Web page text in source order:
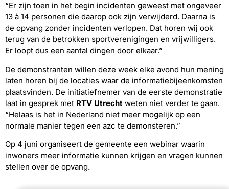
“Er zijn toen in het begin incidenten geweest met ongeveer
13 à 14 personen die daarop ook zijn verwijderd. Daarna is
de opvang zonder incidenten verlopen. Dat horen wij ook
terug van de betrokken sportverenigingen en vrijwilligers.
Er loopt dus een aantal dingen door elkaar.”
De demonstranten willen deze week elke avond hun mening
laten horen bij de locaties waar de informatiebijeenkomsten
plaatsvinden. De initiatiefnemer van de eerste demonstratie
laat in gesprek met RTV Utrecht weten niet verder te gaan.
“Helaas is het in Nederland niet meer mogelijk op een
normale manier tegen een azc te demonsteren.”
Op 4 juni organiseert de gemeente een webinar waarin
inwoners meer informatie kunnen krijgen en vragen kunnen
stellen over de opvang.